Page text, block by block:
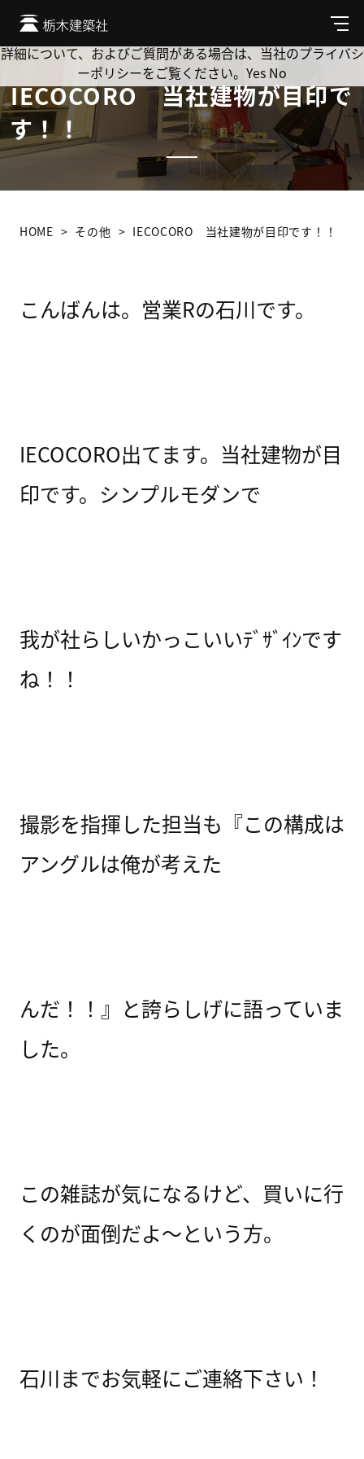
メ
ニ
ュ
IECOCORO 当社建物が目印で
す！！
HOME その他 IECOCORO 当社建物が目印です！！
こんばんは。営業Rの石川です。
IECOCORO出てます。当社建物が目
印です。シンプルモダンで
我が社らしいかっこいいﾃﾞｻﾞｲﾝです
ね！！
撮影を指揮した担当も『この構成は
アングルは俺が考えた
んだ！！』と誇らしげに語っていま
した。
この雑誌が気になるけど、買いに行
くのが面倒だよ～という方。
石川までお気軽にご連絡下さい！
Cookie を使用して、お客様の活動を追跡してもよろしいです
か? 当社ではお客様のプライバシーを極めて重視しています。
詳細について、およびご質問がある場合は、当社のプライバシ
ーポリシーをご覧ください。 Yes No